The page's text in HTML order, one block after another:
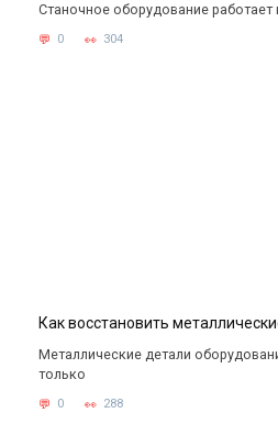
Станочное оборудование
0 304
Как восстановить
Металлические детали
только
0 288